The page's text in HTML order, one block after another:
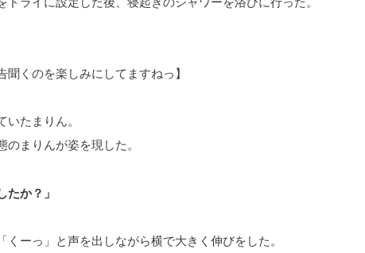
くのを楽しみにしてますねっ】
たまりん。
まりんが姿を現した。
か？」
ーっ」と声を出しながら横で大きく伸びをした。